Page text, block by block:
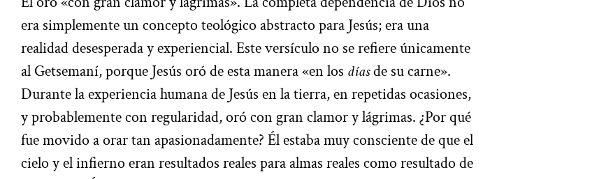
era simplemente un concepto teológico abstracto para Jesús; era una
realidad desesperada y experiencial. Este versículo no se refiere únicamente
al Getsemaní, porque Jesús oró de esta manera «en los díasde su carne».
Durante la experiencia humana de Jesús en la tierra, en repetidas ocasiones,
y probablemente con regularidad, oró con gran clamor y lágrimas. ¿Por qué
fue movido a orar tan apasionadamente? Él estaba muy consciente de que el
cielo y el infierno eran resultados reales para almas reales como resultado de